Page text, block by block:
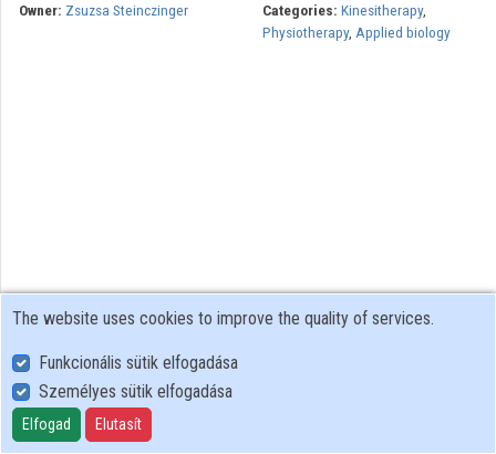
Owner: Zsuzsa Steinczinger Categories: Kinesitherapy,
Physiotherapy, Applied biology
User Policy
Adatkezelési tájékoztató (en)
Cookie Policy
The website uses cookies to improve the quality of services.
Funkcionális sütik elfogadása
Személyes sütik elfogadása
Elfogad Elutasít